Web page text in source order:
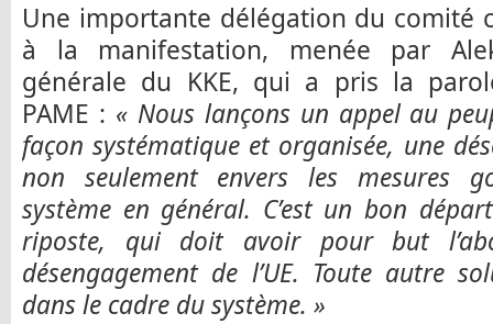
Une importante délégation du comité
à la manifestation, menée par
générale du KKE, qui a pris la
PAME : « Nous lançons un appel au
façon systématique et organisée, une
non seulement envers les mesures
système en général. C’est un bon
riposte, qui doit avoir pour but
désengagement de l’UE. Toute autre
dans le cadre du système. »